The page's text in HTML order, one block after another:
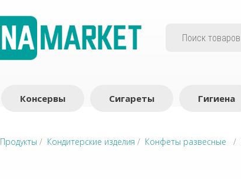
Консервы Сигареты Гигиена
Продукты / Кондитерские изделия / Конфеты развесные /